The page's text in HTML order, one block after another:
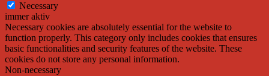
Necessary
immer aktiv
Necessary cookies are absolutely essential for the website to
function properly. This category only includes cookies that ensures
basic functionalities and security features of the website. These
cookies do not store any personal information.
Non-necessary